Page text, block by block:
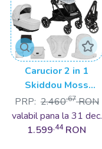
Carucior 2 in 1
Skiddou Moss
Normandic Dream,
Gri
PRP: 2.460,67 RON
valabil pana la 31 dec.
1.599,44 RON